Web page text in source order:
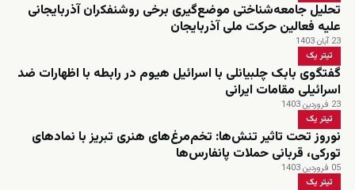
تحلیل جامعه‌شناختی موضع‌گیری برخی روشنفکران آذربایجانی
علیه فعالین حرکت ملی آذربایجان
23 آبان 1403
تیتر یک
گفتگوی بابک چلبیانلی با اسرائیل هیوم در رابطه با اظهارات ضد
اسرائیلی مقامات ایرانی
23 فروردین 1403
تیتر یک
نوروز تحت تاثیر تنش‌ها: تخم‌مرغ‌های هنری تبریز با نمادهای
تورکی، قربانی حملات پانفارس‌ها
05 فروردین 1403
تیتر یک